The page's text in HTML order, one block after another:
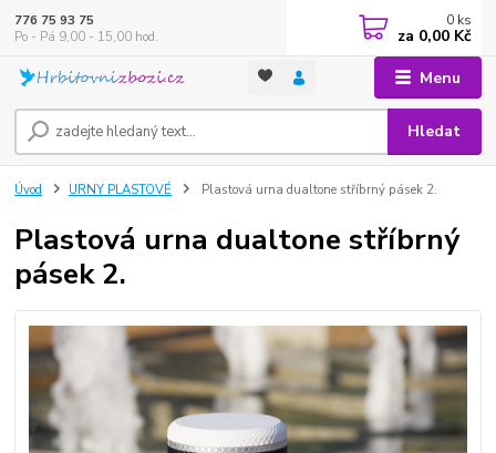
Menu
Hledat
776 75 93 75
Po - Pá 9,00 - 15,00 hod.
0 ks
za 0,00 Kč
Úvod URNY PLASTOVÉ Plastová urna dualtone stříbrný pásek 2.
Plastová urna dualtone stříbrný
pásek 2.